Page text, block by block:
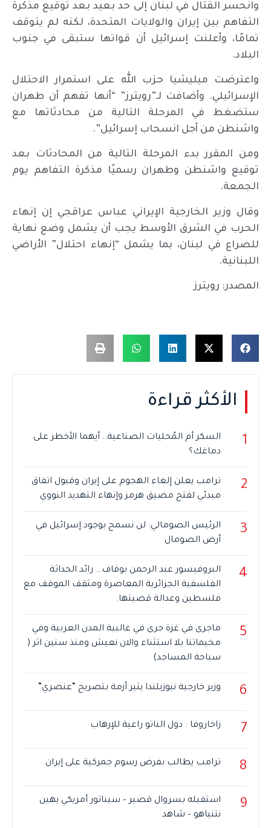
وانحسر القتال في لبنان إلى حد بعيد بعد توقيع مذكرة
التفاهم بين إيران والولايات المتحدة، لكنه لم يتوقف
تمامًا، وأعلنت إسرائيل أن قواتها ستبقى في جنوب
البلاد.
واعترضت ميليشيا حزب الله على استمرار الاحتلال
الإسرائيلي. وأضافت لـ”رويترز” “أنها تفهم أن طهران
ستضغط في المرحلة التالية من محادثاتها مع
واشنطن من أجل انسحاب إسرائيل”.
ومن المقرر بدء المرحلة التالية من المحادثات بعد
توقيع واشنطن وطهران رسميًا مذكرة التفاهم يوم
الجمعة.
وقال وزير الخارجية الإيراني عباس عراقجي إن إنهاء
الحرب في الشرق الأوسط يجب أن يشمل وضع نهاية
للصراع في لبنان، بما يشمل “إنهاء احتلال” الأراضي
اللبنانية.
المصدر: رويترز
الأكثر قراءة
1
السكر أم المُحليات الصناعية.. أيهما الأخطر على
دماغك؟
2
ترامب يعلن إلغاء الهجوم على إيران وقبول اتفاق
مبدئي لفتح مضيق هرمز وإنهاء التهديد النووي
3
الرئيس الصومالي: لن نسمح بوجود إسرائيل في
أرض الصومال
4
البروفيسور عبد الرحمن بوقاف… رائد الحداثة
الفلسفية الجزائرية المعاصرة ومثقف الموقف مع
فلسطين وعدالة قضيتها.
5
ماجرى في غزة جرى في غالبية المدن العربية وفي
مخيماتنا بلا استثناء والان نعيش ومنذ سنين اثر (
سياحة المساجد)
6 وزير خارجية نيوزيلندا يثير أزمة بتصريح “عنصري”
7 زاخاروفا : دول الناتو راعية للإرهاب
8 ترامب يطالب بفرض رسوم جمركية على إيران
9
استقبله بسروال قصير – سيناتور أمريكي يهين
نتنياهو – شاهد